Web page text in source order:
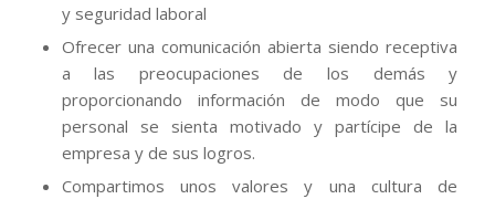
y seguridad laboral
Ofrecer una comunicación abierta siendo receptiva
a las preocupaciones de los demás y
proporcionando información de modo que su
personal se sienta motivado y partícipe de la
empresa y de sus logros.
Compartimos unos valores y una cultura de